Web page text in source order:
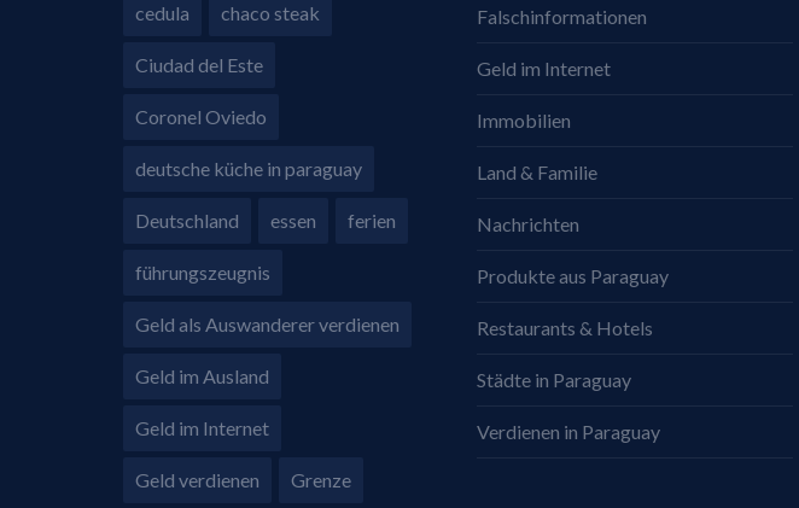
cedula chaco steak
Ciudad del Este
Coronel Oviedo
deutsche küche in paraguay
Deutschland essen ferien
führungszeugnis
Geld als Auswanderer verdienen
Geld im Ausland
Geld im Internet
Geld verdienen Grenze
Falschinformationen
Geld im Internet
Immobilien
Land & Familie
Nachrichten
Produkte aus Paraguay
Restaurants & Hotels
Städte in Paraguay
Verdienen in Paraguay